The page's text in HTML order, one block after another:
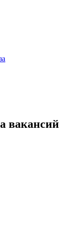
вакансий